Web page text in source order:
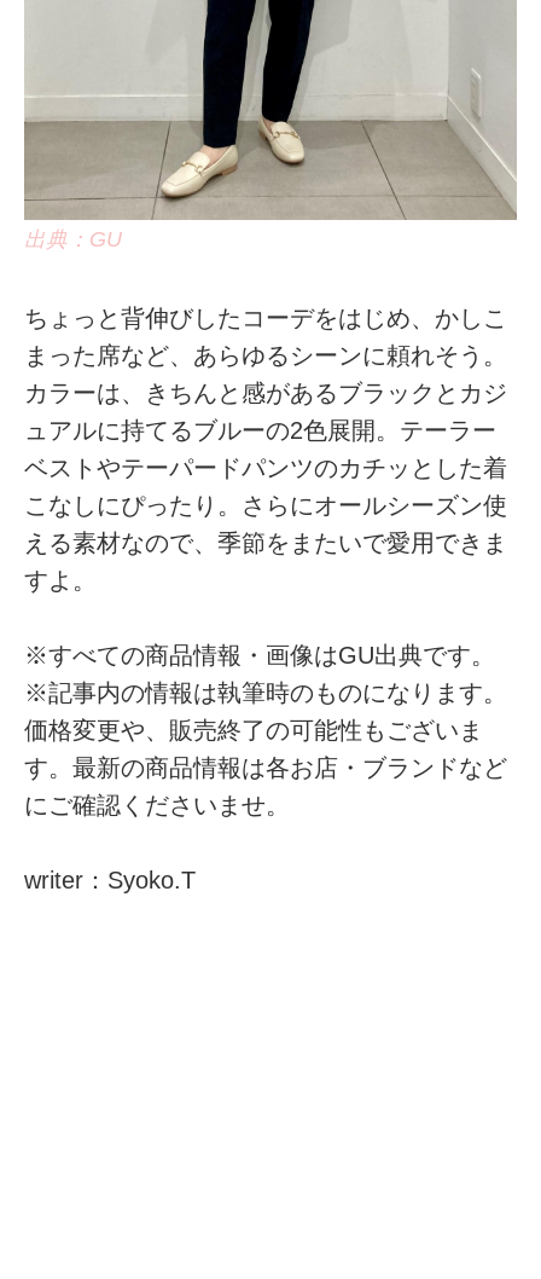
出典：GU
ちょっと背伸びしたコーデをはじめ、かしこ
まった席など、あらゆるシーンに頼れそう。
カラーは、きちんと感があるブラックとカジ
ュアルに持てるブルーの2色展開。テーラー
ベストやテーパードパンツのカチッとした着
こなしにぴったり。さらにオールシーズン使
える素材なので、季節をまたいで愛用できま
すよ。
※すべての商品情報・画像はGU出典です。
※記事内の情報は執筆時のものになります。
価格変更や、販売終了の可能性もございま
す。最新の商品情報は各お店・ブランドなど
にご確認くださいませ。
writer：Syoko.T